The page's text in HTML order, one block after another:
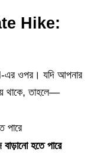
Hike:
এর ওপর। যদি আপনার
থাকে, তাহলে—
পারে
বাড়ানো হতে পারে